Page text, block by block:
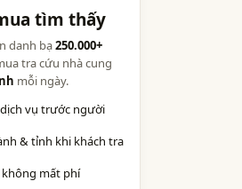
tìm thấy
danh bạ250.000+
tra cứu nhà cung
mỗi ngày.
vụ trước người
& tỉnh khi khách tra
mất phí